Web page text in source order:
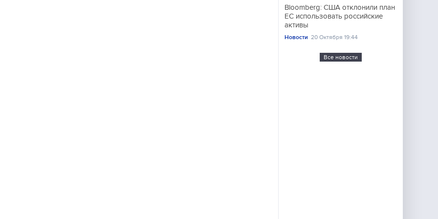
Bloomberg: США отклонили план
ЕС использовать российские
активы
Новости 20 Октября 19:44
Все новости